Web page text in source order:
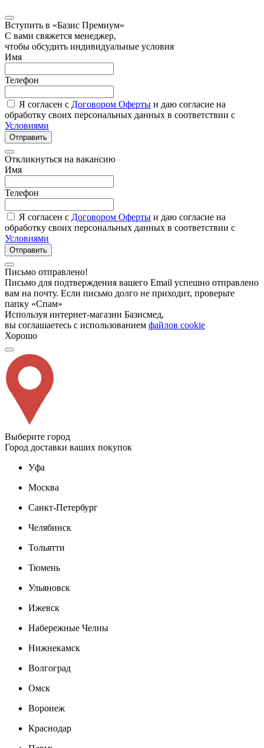
Вступить в «Базис Премиум»
С вами свяжется менеджер,
чтобы обсудить индивидуальные условия
Имя
Телефон
Я согласен с Договором Оферты и даю согласие на
обработку своих персональных данных в соответствии с
Условиями
Отправить
Откликнуться на вакансию
Имя
Телефон
Я согласен с Договором Оферты и даю согласие на
обработку своих персональных данных в соответствии с
Условиями
Отправить
Письмо отправлено!
Письмо для подтверждения вашего Email успешно отправлено
вам на почту. Если письмо долго не приходит, проверьте
папку «Спам»
Используя интернет-магазин Базисмед,
вы соглашаетесь с использованием файлов cookie
Хорошо
Выберите город
Город доставки ваших покупок
Уфа
Москва
Санкт-Петербург
Челябинск
Тольятти
Тюмень
Ульяновск
Ижевск
Набережные Челны
Нижнекамск
Волгоград
Омск
Воронеж
Краснодар